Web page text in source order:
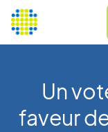
Un
faveur